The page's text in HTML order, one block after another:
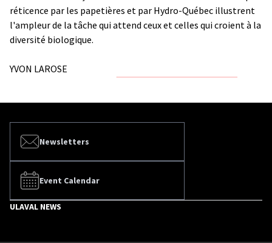
réticence par les papetières et par Hydro-Québec illustrent
l'ampleur de la tâche qui attend ceux et celles qui croient à la
diversité biologique.
YVON LAROSE
Newsletters
Event Calendar
ULAVAL NEWS